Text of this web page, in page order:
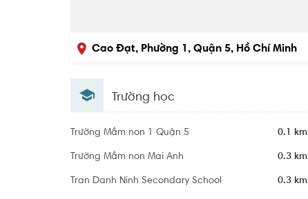
Cao Đạt, Phường 1, Quận 5, Hồ Chí Minh
Trường học
Trường Mầm non 1 Quận 5 0.1 km
Trường Mầm non Mai Anh 0.3 km
Tran Danh Ninh Secondary School 0.3 km